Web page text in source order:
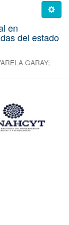
en
del estado
GARAY;